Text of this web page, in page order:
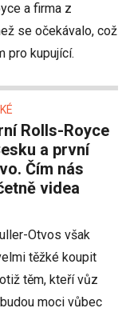
a firma z
se očekávalo, což
pro kupující.
a první
Čím nás
videa
Otvos však
těžké koupit
těm, kteří vůz
moci vůbec